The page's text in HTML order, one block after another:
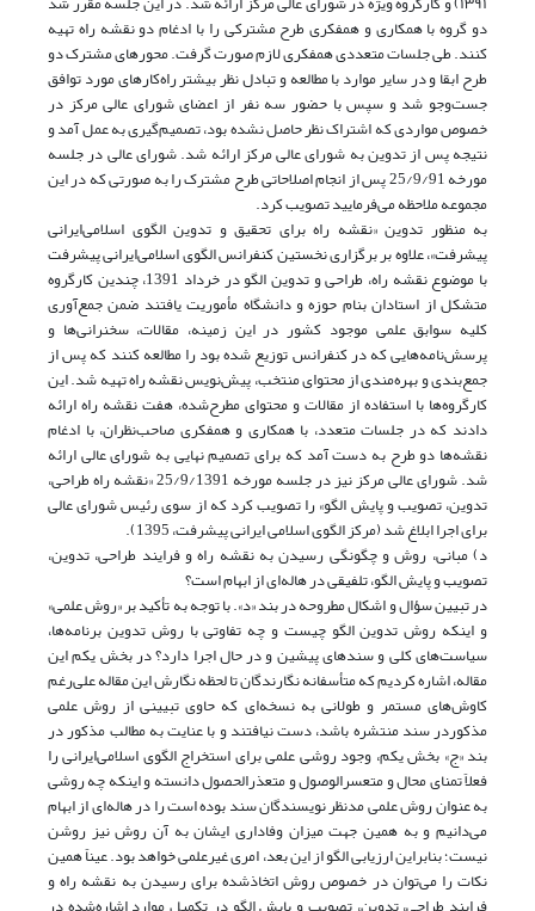
دو گروه با همکاری و همفکری طرح مشترکی را با ادغام دو نقشه راه تهیه
کنند. طی جلسات متعددی همفکری لازم صورت گرفت. محورهای مشترک دو
طرح ابقا و در سایر موارد با مطالعه و تبادل نظر بیشتر راه‌کارهای مورد توافق
جست‌وجو شد و سپس با حضور سه نفر از اعضای شورای عالی مرکز در
خصوص مواردی که اشتراک نظر حاصل نشده بود، تصمیم‌گیری به عمل آمد و
نتیجه پس از تدوین به شورای عالی مرکز ارائه شد. شورای عالی در جلسه
مورخه 25/9/91 پس از انجام اصلاحاتی طرح مشترک را به ‌صورتی که در این
مجموعه ملاحظه می‌فرمایید تصویب کرد.
به منظور تدوین «نقشه راه برای تحقیق و تدوین الگوی اسلامی‌ایرانی
پیشرفت»، علاوه بر برگزاری نخستین کنفرانس الگوی اسلامی‌ایرانی پیشرفت
با موضوع نقشه راه، طراحی و تدوین الگو در خرداد 1391، چندین کارگروه
متشکل از استادان بنام حوزه و دانشگاه مأموریت یافتند ضمن جمع‌آوری
کلیه سوابق علمی موجود کشور در این زمینه، مقالات، سخنرانی‌ها و
پرسش‌نامه‌هایی که در کنفرانس توزیع شده بود را مطالعه کنند که پس از
جمع‌بندی و بهره‌مندی از محتوای منتخب، پیش‌نویس نقشه راه تهیه شد. این
کارگروه‌ها با استفاده از مقالات و محتوای مطرح‌شده، هفت نقشه راه ارائه
دادند که در جلسات متعدد، با همکاری و همفکری صاحب‌نظران، با ادغام
نقشه‌ها دو طرح به دست آمد که برای تصمیم نهایی به شورای عالی ارائه
شد. شورای عالی مرکز نیز در جلسه مورخه 25/9/1391 «نقشه راه طراحی،
تدوین، تصویب و پایش الگو» را تصویب کرد که از سوی رئیس شورای عالی
برای اجرا ابلاغ شد (مرکز الگوی اسلامی ایرانی پیشرفت، 1395).
د) مبانی، روش و چگونگی رسیدن به نقشه راه و فرایند طراحی، تدوین،
تصویب و پایش الگو، تلفیقی در هاله‌ای از ابهام است؟
در تبیین سؤال و اشکال مطروحه در بند «د». با توجه به تأکید بر «روش علمی‌»
و اینکه روش تدوین الگو چیست و چه تفاوتی با روش تدوین برنامه‌ها،
سیاست‌های کلی و سندهای پیشین‌ و در حال اجرا دارد؟ در‌ بخش یکم این
مقاله، اشاره کردیم که‌ متأسفانه نگارندگان تا لحظه نگارش این مقاله علی‌رغم
کاوش‌های مستمر و طولانی به نسخه‌ای که حاوی تبیینی از روش علمی
مذکوردر سند منتشره باشد، دست نیافتند و با عنایت به مطالب مذکور در
بند «ج» بخش یکم، وجود روشی علمی برای استخراج الگوی اسلامی‌ایرانی را
فعلاً تمنای محال و متعسرالوصول و متعذر‌الحصول دانسته و اینکه چه روشی
به عنوان روش علمی مدنظر نویسندگان سند بوده است را در هاله‌ای از ابهام
می‌دانیم و به همین جهت میزان وفاداری ایشان به آن روش نیز روشن
نیست؛ بنابراین ارزیابی الگو از این بعد، امری غیرعلمی خواهد بود. عیناً همین
نکات را می‌توان در خصوص روش اتخاذشده برای رسیدن به نقشه راه و